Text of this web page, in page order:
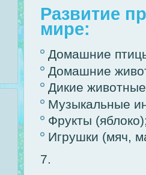
Развитие
мире:
Домашние
Домашние
Дикие
Музыкальные
Фрукты
Игрушки (мяч,